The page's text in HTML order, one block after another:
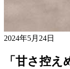
2024年5月24日
「甘さ控